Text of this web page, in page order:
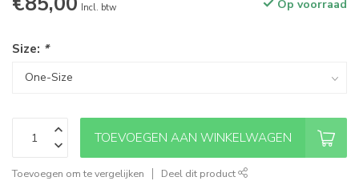
Incl. btw Op voorraad
Size: *
TOEVOEGEN AAN WINKELWAGEN
Toevoegen om te vergelijken Deel dit product